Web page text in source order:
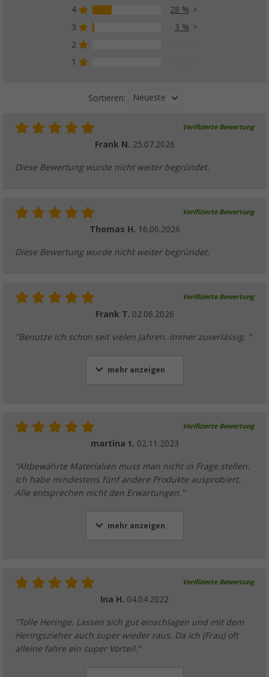
Berger V-Profil Zelthering 22 cm aus
(37)
12, 99€ UVP14,99 €
(44)
4
28 %
3
3 %
2
1
Sortieren: Neueste
Verifizierte Bewertung
Frank N. 25.07.2026
Diese Bewertung wurde nicht weiter begründet.
Verifizierte Bewertung
Thomas H. 16.06.2026
Diese Bewertung wurde nicht weiter begründet.
Verifizierte Bewertung
Frank T. 02.06.2026
"Benutze ich schon seit vielen Jahren. Immer zuverlässig. "
mehr anzeigen
Verifizierte Bewertung
martina t. 02.11.2023
"Altbewährte Materialien muss man nicht in Frage stellen.
Ich habe mindestens fünf andere Produkte ausprobiert.
Alle entsprechen nicht den Erwartungen."
mehr anzeigen
Verifizierte Bewertung
Ina H. 04.04.2022
"Tolle Heringe. Lassen sich gut einschlagen und mit dem
Heringszieher auch super wieder raus. Da ich (Frau) oft
alleine fahre ein super Vorteil."